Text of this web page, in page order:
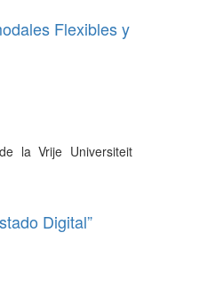
Flexibles y
la Vrije Universiteit
Digital”